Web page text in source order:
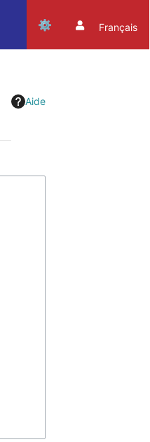
Français
Aide